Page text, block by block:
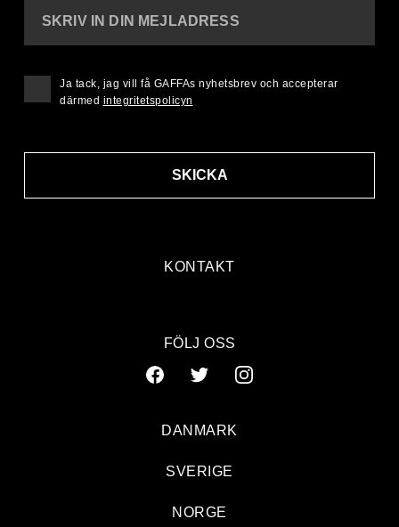
KONTAKT
SKRIV IN DIN MEJLADRESS
SKICKA
Ja tack, jag vill få GAFFAs nyhetsbrev och accepterar
därmed integritetspolicyn
FÖLJ OSS
DANMARK
SVERIGE
NORGE